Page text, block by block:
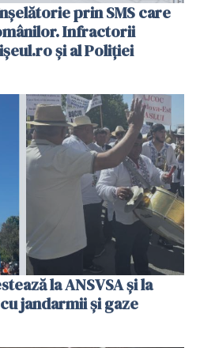
prin SMS care
Infractorii
și al Poliției
la ANSVSA și la
jandarmii și gaze